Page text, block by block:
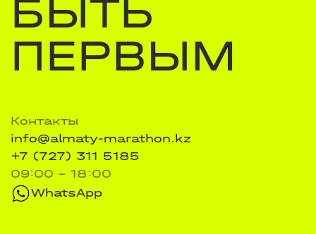
БЫТЬ
ПЕРВЫМ
Контакты
info@almaty-marathon.kz
+7 (727) 311 5185
09:00 - 18:00
WhatsApp